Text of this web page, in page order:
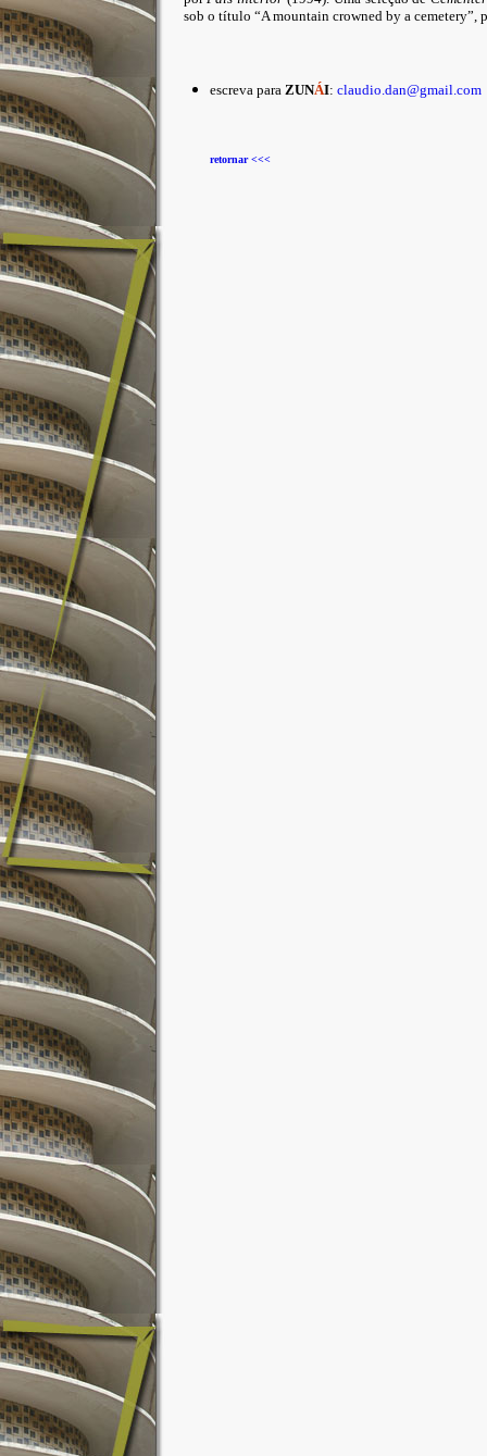
sob o título “A mountain crowned by a
escreva para ZUNÁI: claudio.dan@gmail.com
retornar <<<